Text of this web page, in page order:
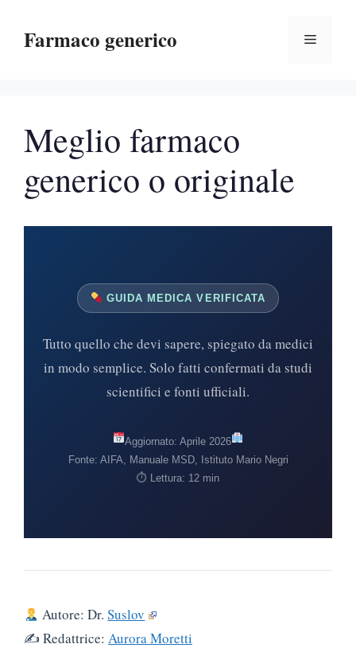
Farmaco generico Menu
Meglio farmaco
generico o originale
GUIDA MEDICA VERIFICATA
Tutto quello che devi sapere, spiegato da medici
in modo semplice. Solo fatti confermati da studi
scientifici e fonti ufficiali.
Aggiornato: Aprile 2026
Fonte: AIFA, Manuale MSD, Istituto Mario Negri
⏱ Lettura: 12 min
Autore: Dr.Suslov
✍️ Redattrice: Aurora Moretti